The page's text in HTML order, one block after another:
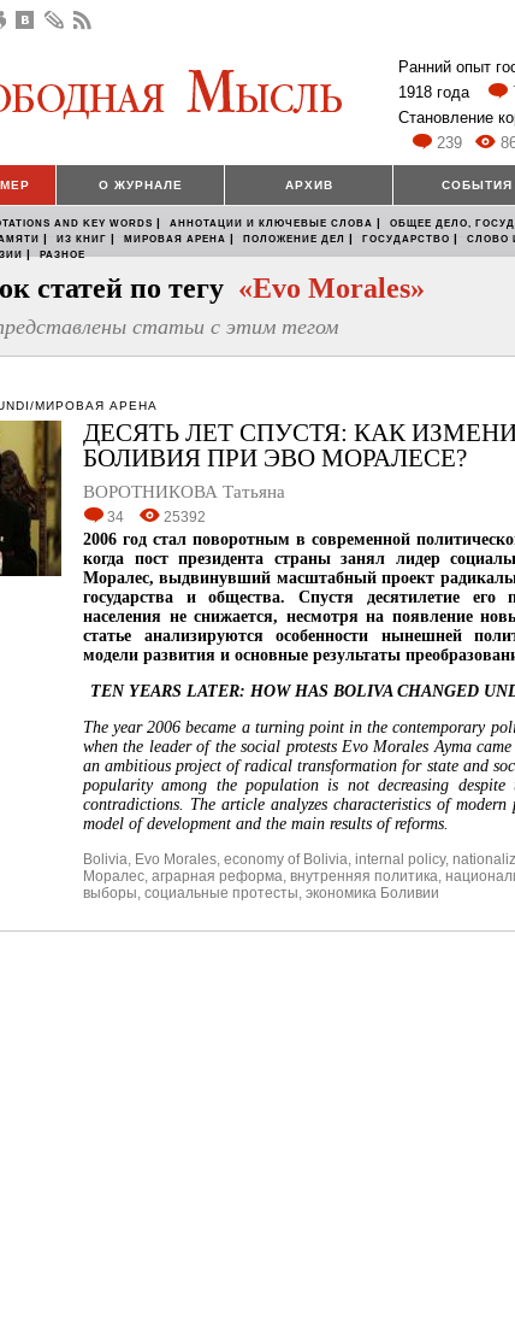
Ранний опыт
1918 года
Становление
239
О ЖУРНАЛЕ АРХИВ СОБЫТИЯ
AND KEY WORDS | АННОТАЦИИ И КЛЮЧЕВЫЕ СЛОВА | ОБЩЕЕ ДЕЛО,
| ИЗ КНИГ | МИРОВАЯ АРЕНА | ПОЛОЖЕНИЕ ДЕЛ | ГОСУДАРСТВО | СЛОВО
| РАЗНОЕ
статей по тегу «Evo Morales»
статьи с этим тегом
МИРОВАЯ АРЕНА
ДЕСЯТЬ ЛЕТ СПУСТЯ: КАК
БОЛИВИЯ ПРИ ЭВО МОРАЛЕСЕ?
ВОРОТНИКОВА Татьяна
34 25392
2006 год стал поворотным в современной
когда пост президента страны занял лидер
Моралес, выдвинувший масштабный проект
государства и общества. Спустя десятилетие его
населения не снижается, несмотря на появление
статье анализируются особенности нынешней
модели развития и основные результаты
TEN YEARS LATER: HOW HAS BOLIVA CHANGED
The year 2006 became a turning point in the contemporary
when the leader of the social protests Evo Morales Ayma
an ambitious project of radical transformation for state and
popularity among the population is not decreasing despite
contradictions. The article analyzes characteristics of
model of development and the main results of reforms.
Bolivia, Evo Morales, economy of Bolivia, internal policy,
Моралес, аграрная реформа, внутренняя политика,
выборы, социальные протесты, экономика Боливии